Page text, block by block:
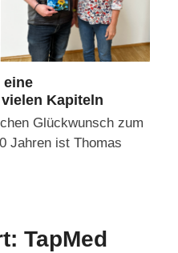
eine
Kapiteln
Glückwunsch zum
Jahren ist Thomas
TapMed